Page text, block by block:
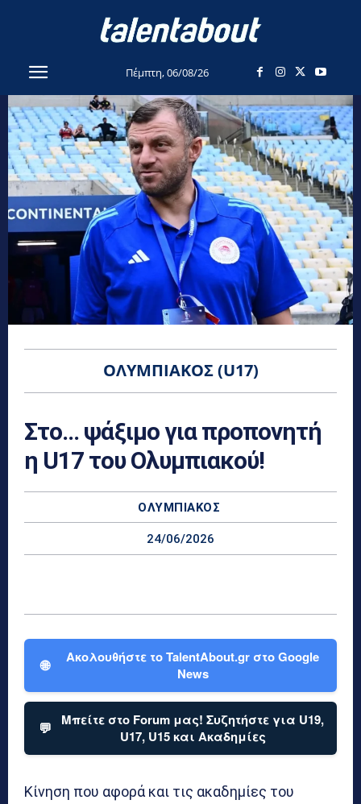
Πέμπτη, 06/08/26
ΟΛΥΜΠΙΑΚΌΣ (U17)
Στο… ψάξιμο για προπονητή
η U17 του Ολυμπιακού!
ΟΛΥΜΠΙΑΚΌΣ
24/06/2026
🌐
Ακολουθήστε το TalentAbout.gr στο Google
News
💬
Μπείτε στο Forum μας! Συζητήστε για U19,
U17, U15 και Ακαδημίες
Κίνηση που αφορά και τις ακαδημίες του